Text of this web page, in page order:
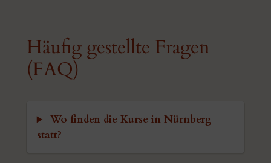
Häufig gestellte Fragen
(FAQ)
Wo finden die Kurse in Nürnberg
statt?